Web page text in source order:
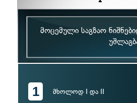
მოცემული საგზაო
1 მხოლოდ I და II